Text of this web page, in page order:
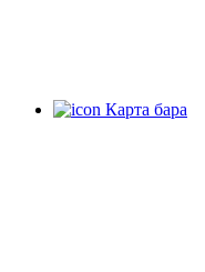
Карта бара